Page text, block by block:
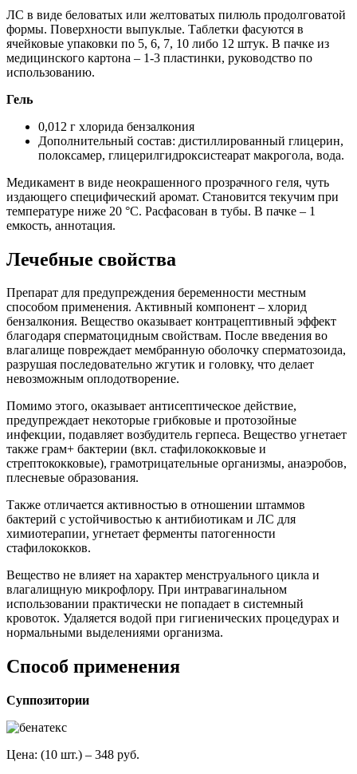
ЛС в виде беловатых или желтоватых пилюль продолговатой
формы. Поверхности выпуклые. Таблетки фасуются в
ячейковые упаковки по 5, 6, 7, 10 либо 12 штук. В пачке из
медицинского картона – 1-3 пластинки, руководство по
использованию.
Гель
0,012 г хлорида бензалкония
Дополнительный состав: дистиллированный глицерин,
полоксамер, глицерилгидроксистеарат макрогола, вода.
Медикамент в виде неокрашенного прозрачного геля, чуть
издающего специфический аромат. Становится текучим при
температуре ниже 20 °С. Расфасован в тубы. В пачке – 1
емкость, аннотация.
Лечебные свойства
Препарат для предупреждения беременности местным
способом применения. Активный компонент – хлорид
бензалкония. Вещество оказывает контрацептивный эффект
благодаря сперматоцидным свойствам. После введения во
влагалище повреждает мембранную оболочку сперматозоида,
разрушая последовательно жгутик и головку, что делает
невозможным оплодотворение.
Помимо этого, оказывает антисептическое действие,
предупреждает некоторые грибковые и протозойные
инфекции, подавляет возбудитель герпеса. Вещество угнетает
также грам+ бактерии (вкл. стафилококковые и
стрептококковые), грамотрицательные организмы, анаэробов,
плесневые образования.
Также отличается активностью в отношении штаммов
бактерий с устойчивостью к антибиотикам и ЛС для
химиотерапии, угнетает ферменты патогенности
стафилококков.
Вещество не влияет на характер менструального цикла и
влагалищную микрофлору. При интравагинальном
использовании практически не попадает в системный
кровоток. Удаляется водой при гигиенических процедурах и
нормальными выделениями организма.
Способ применения
Суппозитории
Цена: (10 шт.) – 348 руб.